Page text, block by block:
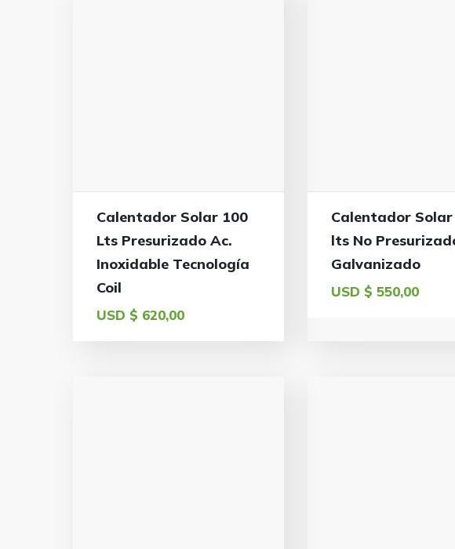
Calentador Solar 100
Lts Presurizado Ac.
Inoxidable Tecnología
Coil
USD $ 620,00
Calentador Solar
lts No
Galvanizado
USD $ 550,00